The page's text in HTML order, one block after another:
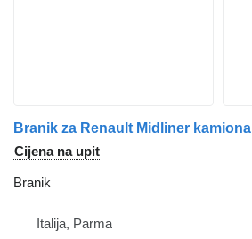
Branik za Renault Midliner kamiona
Cijena na upit
Branik
Italija, Parma